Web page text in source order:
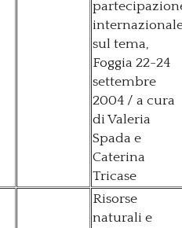
sul tema,
Foggia 22-24
settembre
2004 / a cura
di Valeria
Spada e
Caterina
Tricase
Risorse
naturali e